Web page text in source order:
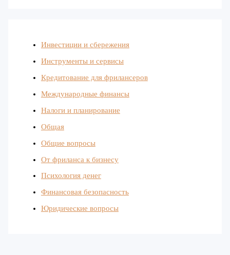
Инвестиции и сбережения
Инструменты и сервисы
Кредитование для фрилансеров
Международные финансы
Налоги и планирование
Общая
Общие вопросы
От фриланса к бизнесу
Психология денег
Финансовая безопасность
Юридические вопросы